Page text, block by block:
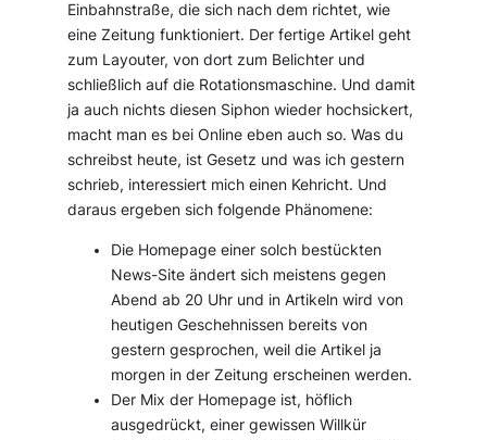
Einbahnstraße, die sich nach dem richtet, wie
eine Zeitung funktioniert. Der fertige Artikel geht
zum Layouter, von dort zum Belichter und
schließlich auf die Rotationsmaschine. Und damit
ja auch nichts diesen Siphon wieder hochsickert,
macht man es bei Online eben auch so. Was du
schreibst heute, ist Gesetz und was ich gestern
schrieb, interessiert mich einen Kehricht. Und
daraus ergeben sich folgende Phänomene:
Die Homepage einer solch bestückten
News-Site ändert sich meistens gegen
Abend ab 20 Uhr und in Artikeln wird von
heutigen Geschehnissen bereits von
gestern gesprochen, weil die Artikel ja
morgen in der Zeitung erscheinen werden.
Der Mix der Homepage ist, höflich
ausgedrückt, einer gewissen Willkür